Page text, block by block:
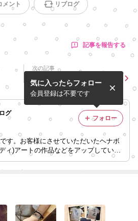
メント リブログ
記事を報告する
次の記事
仲良しさんジャグア
グ
す。お客様にさせていただいたヘナボ
ィ)アートの作品などをアップしていき
ます‼︎ →「mayako_26」で検索♪
気に入ったらフォロー
会員登録は不要です
フォロー